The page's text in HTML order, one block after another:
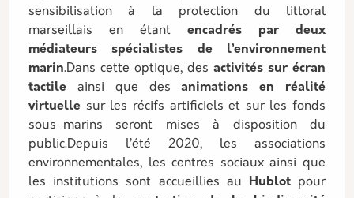
sensibilisation à la protection du littoral
marseillais en étant encadrés par deux
médiateurs spécialistes de l’environnement
marin.Dans cette optique, des activités sur écran
tactile ainsi que desanimations en réalité
virtuelle sur les récifs artificiels et sur les fonds
sous-marins seront mises à disposition du
public.Depuis l’été 2020, les associations
environnementales, les centres sociaux ainsi que
les institutions sont accueillies au
Hublotpour